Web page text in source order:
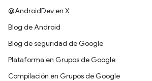
@AndroidDev en X
Blog de Android
Blog de seguridad de Google
Plataforma en Grupos de Google
Compilación en Grupos de Google